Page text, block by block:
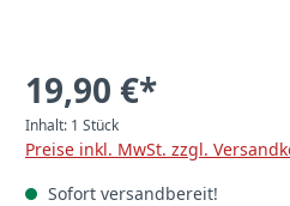
19,90 €*
Inhalt: 1 Stück
Preise inkl. MwSt. zzgl.
Sofort versandbereit!